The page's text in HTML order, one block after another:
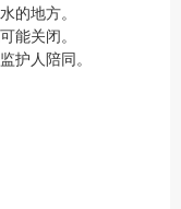
的地方。
能关闭。
护人陪同。